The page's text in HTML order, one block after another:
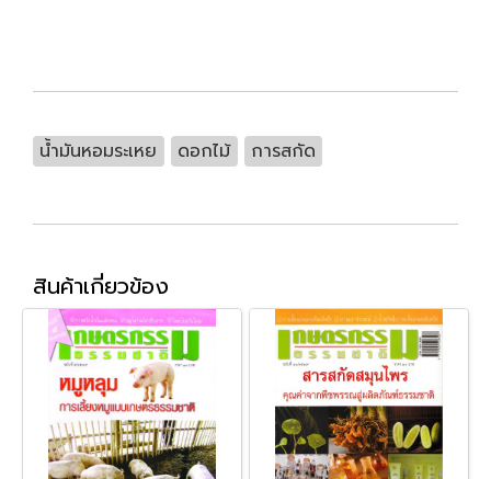
น้ำมันหอมระเหย ดอกไม้ การสกัด
สินค้าเกี่ยวข้อง